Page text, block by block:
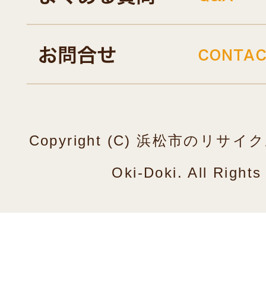
Copyright (C) 浜松市のリサイ
Oki-Doki. All Rights